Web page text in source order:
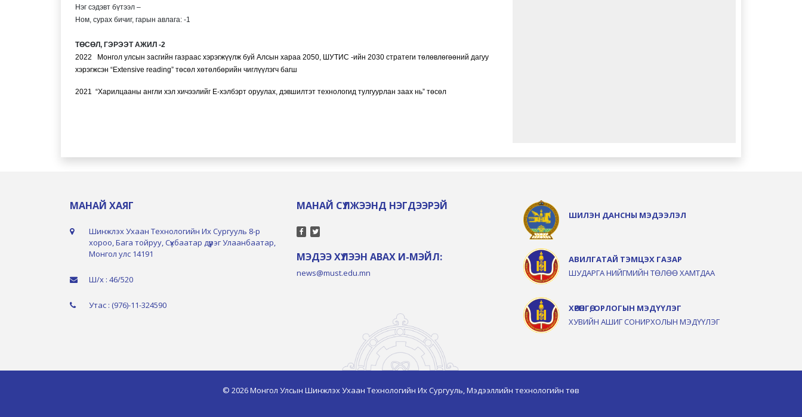
Нэг сэдэвт бүтээл –
Ном, сурах бичиг, гарын авлага: -1
ТӨСӨЛ, ГЭРЭЭТ АЖИЛ -2
2022 Монгол улсын засгийн газраас хэрэгжүүлж буй Алсын хараа 2050, ШУТИС -ийн 2030 стратеги төлөвлөгөөний дагуу
хэрэгжсэн “Extensive reading” төсөл хөтөлбөрийн чиглүүлэгч багш
2021 “Харилцааны англи хэл хичээлийг Е-хэлбэрт оруулах, дэвшилтэт технологид тулгуурлан заах нь” төсөл
МАНАЙ ХАЯГ
Шинжлэх Ухаан Технологийн Их Сургууль 8-р
хороо, Бага тойруу, Сүхбаатар дүүрэг Улаанбаатар,
Монгол улс 14191
Ш/х : 46/520
Утас : (976)-11-324590
МАНАЙ СҮЛЖЭЭНД НЭГДЭЭРЭЙ
МЭДЭЭ ХҮЛЭЭН АВАХ И-МЭЙЛ:
news@must.edu.mn
ШИЛЭН ДАНСНЫ МЭДЭЭЛЭЛ
АВИЛГАТАЙ ТЭМЦЭХ ГАЗАР
ШУДАРГА НИЙГМИЙН ТӨЛӨӨ ХАМТДАА
ХӨРӨНГӨ, ОРЛОГЫН МЭДҮҮЛЭГ
ХУВИЙН АШИГ СОНИРХОЛЫН МЭДҮҮЛЭГ
© 2026 Монгол Улсын Шинжлэх Ухаан Технологийн Их Сургууль, Мэдээллийн технологийн төв